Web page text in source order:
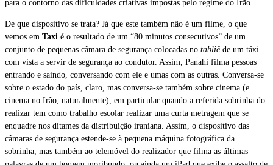
para o contorno das dificuldades criativas impostas pelo regime do Irão.
De que dispositivo se trata? Já que este também não é um filme, o que
vemos em Taxi é o resultado de um “80 minutos consecutivos” de um
conjunto de pequenas câmara de segurança colocadas no tabliê de um táxi
com vista a servir de segurança ao condutor. Assim, Panahi filma pessoas
entrando e saindo, conversando com ele e umas com as outras. Conversa-se
sobre o estado do país, claro, mas conversa-se também sobre cinema (e
cinema no Irão, naturalmente), em particular quando a referida sobrinha do
realizar tem como trabalho escolar realizar uma curta metragem que se
enquadre nos ditames da distribuição iraniana. Assim, o dispositivo das
câmaras de segurança estende-se à pequena máquina fotográfica da
sobrinha, mas também ao telemóvel do realizador que filma as últimas